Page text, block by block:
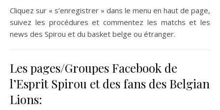
Cliquez sur « s’enregistrer » dans le menu en haut de page,
suivez les procédures et commentez les matchs et les
news des Spirou et du basket belge ou étranger.
Les pages/Groupes Facebook de
l’Esprit Spirou et des fans des Belgian
Lions: